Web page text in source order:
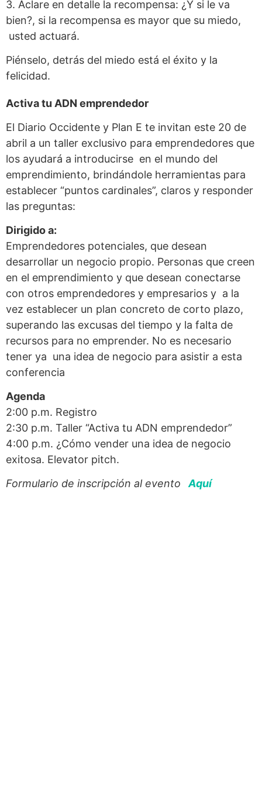
3. Aclare en detalle la recompensa: ¿Y si le va
bien?, si la recompensa es mayor que su miedo,
usted actuará.
Piénselo, detrás del miedo está el éxito y la
felicidad.
Activa tu ADN emprendedor
El Diario Occidente y Plan E te invitan este 20 de
abril a un taller exclusivo para emprendedores que
los ayudará a introducirse en el mundo del
emprendimiento, brindándole herramientas para
establecer “puntos cardinales”, claros y responder
las preguntas:
Dirigido a:
Emprendedores potenciales, que desean
desarrollar un negocio propio. Personas que creen
en el emprendimiento y que desean conectarse
con otros emprendedores y empresarios y a la
vez establecer un plan concreto de corto plazo,
superando las excusas del tiempo y la falta de
recursos para no emprender. No es necesario
tener ya una idea de negocio para asistir a esta
conferencia
Agenda
2:00 p.m. Registro
2:30 p.m. Taller “Activa tu ADN emprendedor”
4:00 p.m. ¿Cómo vender una idea de negocio
exitosa. Elevator pitch.
Formulario de inscripción al evento
Aquí